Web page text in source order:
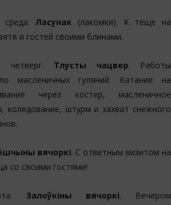
Ласунак (лакомки). К тёще на
и гостей своими блинами.
Тлусты чацвер. Работы
масленичных гуляний. Катание на
через костер, масленичное
колядование, штурм и захват снежного
вячоркі. С ответным визитом на
со своими гостями!
Залоўкіны вячоркі. Вечером